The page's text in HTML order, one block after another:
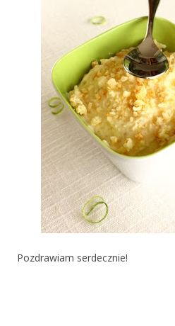
Pozdrawiam serdecznie!